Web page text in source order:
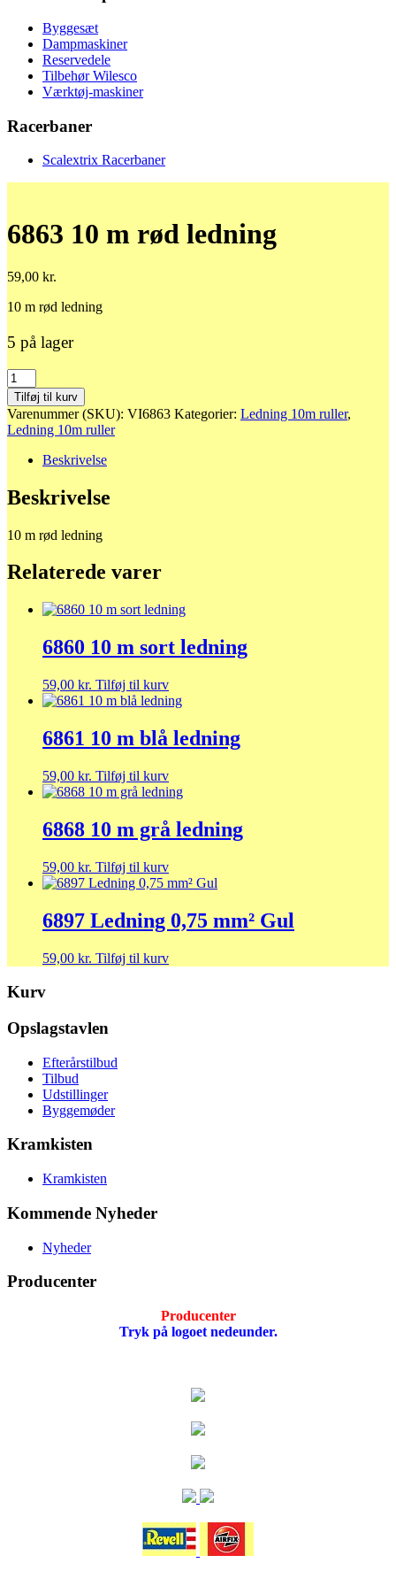
Byggesæt
Dampmaskiner
Reservedele
Tilbehør Wilesco
Værktøj-maskiner
Racerbaner
Scalextrix Racerbaner
6863 10 m rød ledning
59,00 kr.
10 m rød ledning
5 på lager
6863
10
m
rød
ledning
antal
Tilføj til kurv
Varenummer (SKU): VI6863 Kategorier: Ledning 10m ruller,
Ledning 10m ruller
Beskrivelse
Beskrivelse
10 m rød ledning
Relaterede varer
6860 10 m sort ledning
59,00 kr. Tilføj til kurv
6861 10 m blå ledning
59,00 kr. Tilføj til kurv
6868 10 m grå ledning
59,00 kr. Tilføj til kurv
6897 Ledning 0,75 mm² Gul
59,00 kr. Tilføj til kurv
Kurv
Opslagstavlen
Efterårstilbud
Tilbud
Udstillinger
Byggemøder
Kramkisten
Kramkisten
Kommende Nyheder
Nyheder
Producenter
Producenter
Tryk på logoet nedeunder.